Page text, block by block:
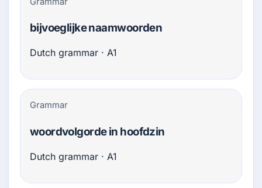
bijvoeglijke naamwoorden
Dutch grammar · A1
Grammar
woordvolgorde in hoofdzin
Dutch grammar · A1